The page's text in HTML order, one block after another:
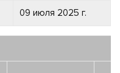
09 июля 2025 г.